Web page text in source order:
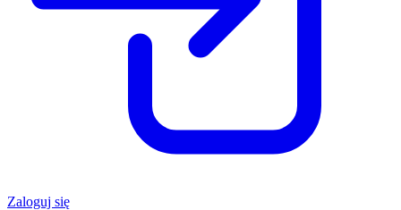
Zaloguj się